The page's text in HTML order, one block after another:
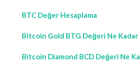
BTC Değer Hesaplama
Bitcoin Gold BTG Değeri Ne Kadar
Bitcoin Diamond BCD Değeri Ne